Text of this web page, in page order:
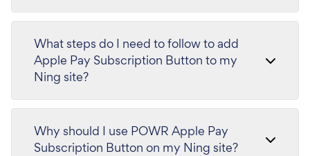
What steps do I need to follow to add
Apple Pay Subscription Button to my
Ning site?
Why should I use POWR Apple Pay
Subscription Button on my Ning site?